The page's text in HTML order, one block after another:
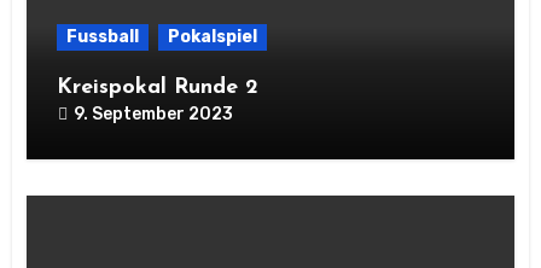
Fussball Pokalspiel
Kreispokal Runde 2
9. September 2023